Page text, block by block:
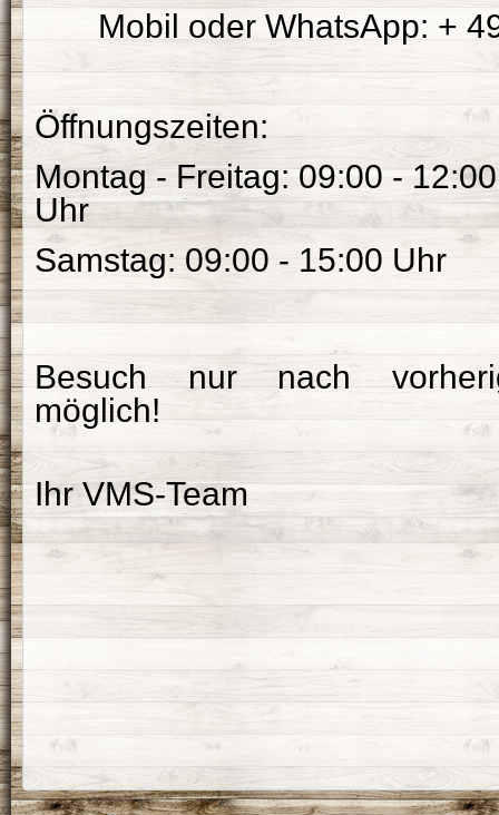
Mobil oder WhatsApp: +
Öffnungszeiten:
Montag - Freitag: 09:00 -
Uhr
Samstag: 09:00 - 15:00 Uhr
Besuch nur nach
möglich!
Ihr VMS-Team